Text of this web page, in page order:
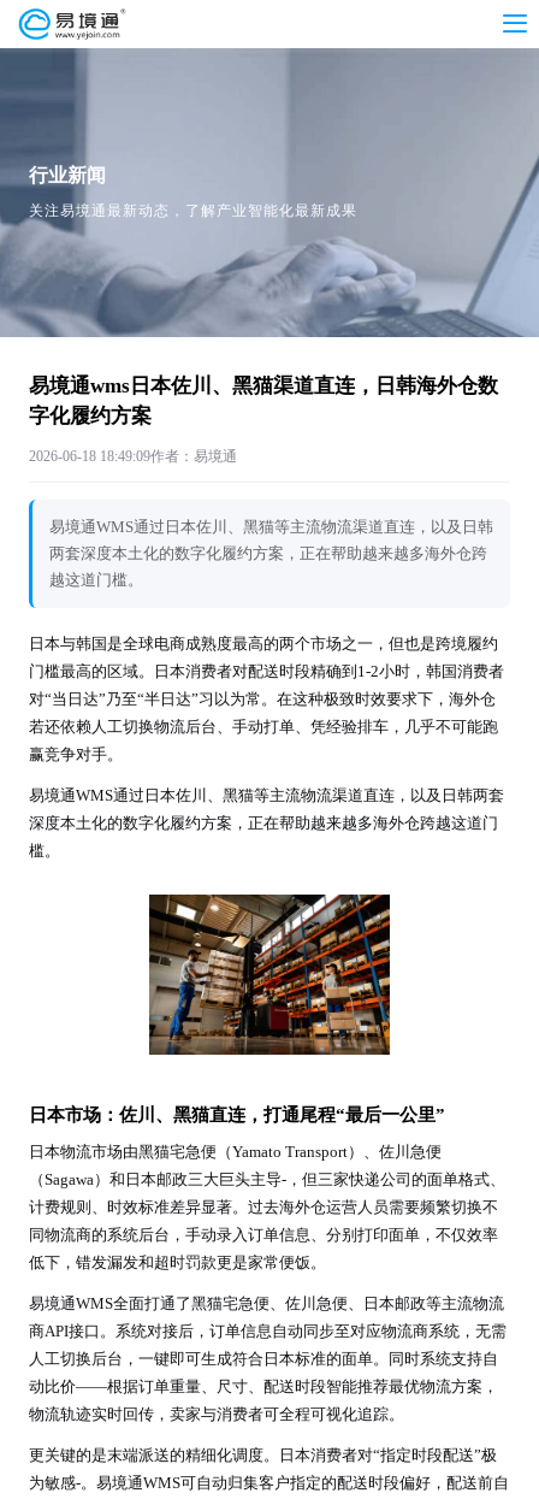
行业新闻
关注易境通最新动态，了解产业智能化最新成果
易境通wms日本佐川、黑猫渠道直连，日韩海外仓数
字化履约方案
2026-06-18 18:49:09作者：易境通
易境通WMS通过日本佐川、黑猫等主流物流渠道直连，以及日韩
两套深度本土化的数字化履约方案，正在帮助越来越多海外仓跨
越这道门槛。
日本与韩国是全球电商成熟度最高的两个市场之一，但也是跨境履约
门槛最高的区域。日本消费者对配送时段精确到1-2小时，韩国消费者
对“当日达”乃至“半日达”习以为常。在这种极致时效要求下，海外仓
若还依赖人工切换物流后台、手动打单、凭经验排车，几乎不可能跑
赢竞争对手。
易境通WMS通过日本佐川、黑猫等主流物流渠道直连，以及日韩两套
深度本土化的数字化履约方案，正在帮助越来越多海外仓跨越这道门
槛。
日本市场：佐川、黑猫直连，打通尾程“最后一公里”
日本物流市场由黑猫宅急便（Yamato Transport）、佐川急便
（Sagawa）和日本邮政三大巨头主导-，但三家快递公司的面单格式、
计费规则、时效标准差异显著。过去海外仓运营人员需要频繁切换不
同物流商的系统后台，手动录入订单信息、分别打印面单，不仅效率
低下，错发漏发和超时罚款更是家常便饭。
易境通WMS全面打通了黑猫宅急便、佐川急便、日本邮政等主流物流
商API接口。系统对接后，订单信息自动同步至对应物流商系统，无需
人工切换后台，一键即可生成符合日本标准的面单。同时系统支持自
动比价——根据订单重量、尺寸、配送时段智能推荐最优物流方案，
物流轨迹实时回传，卖家与消费者可全程可视化追踪。
更关键的是末端派送的精细化调度。日本消费者对“指定时段配送”极
为敏感-。易境通WMS可自动归集客户指定的配送时段偏好，配送前自